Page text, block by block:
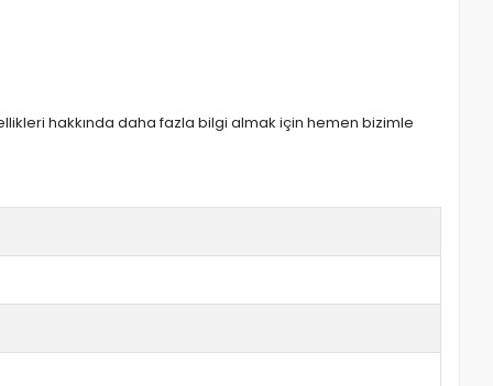
hakkında daha fazla bilgi almak için hemen bizimle